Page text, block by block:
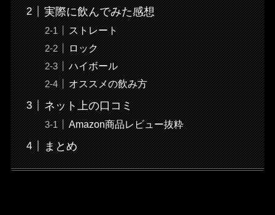
実際に飲んでみた感想
ストレート
ロック
ハイボール
オススメの飲み方
ネット上の口コミ
Amazon商品レビュー抜粋
まとめ